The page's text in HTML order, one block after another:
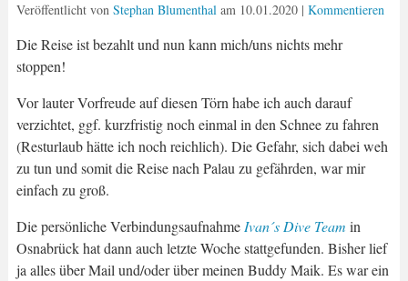
Veröffentlicht von Stephan Blumenthalam 10.01.2020| Kommentieren
Die Reise ist bezahlt und nun kann mich/uns nichts mehr
stoppen!
Vor lauter Vorfreude auf diesen Törn habe ich auch darauf
verzichtet, ggf. kurzfristig noch einmal in den Schnee zu fahren
(Resturlaub hätte ich noch reichlich). Die Gefahr, sich dabei weh
zu tun und somit die Reise nach Palau zu gefährden, war mir
einfach zu groß.
Die persönliche Verbindungsaufnahme Ivan´s Dive Team in
Osnabrück hat dann auch letzte Woche stattgefunden. Bisher lief
ja alles über Mail und/oder über meinen Buddy Maik. Es war ein